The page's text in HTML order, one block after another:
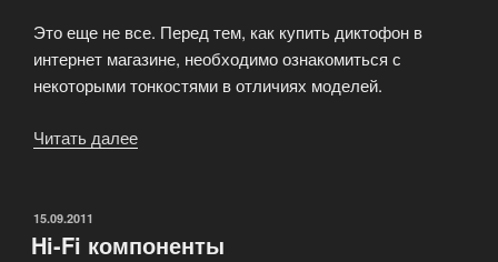
Это еще не все. Перед тем, как купить диктофон в
интернет магазине, необходимо ознакомиться с
некоторыми тонкостями в отличиях моделей.
Читать далее
со
ОПУБЛИКОВАНО
15.09.2011
Hi-Fi компоненты